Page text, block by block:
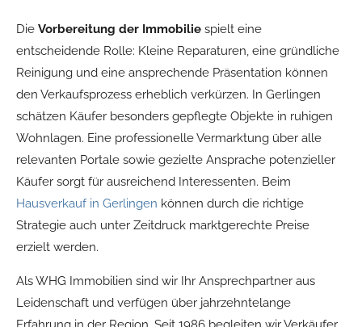
Die Vorbereitung der Immobilie spielt eine
entscheidende Rolle: Kleine Reparaturen, eine gründliche
Reinigung und eine ansprechende Präsentation können
den Verkaufsprozess erheblich verkürzen. In Gerlingen
schätzen Käufer besonders gepflegte Objekte in ruhigen
Wohnlagen. Eine professionelle Vermarktung über alle
relevanten Portale sowie gezielte Ansprache potenzieller
Käufer sorgt für ausreichend Interessenten. Beim
Hausverkauf in Gerlingen können durch die richtige
Strategie auch unter Zeitdruck marktgerechte Preise
erzielt werden.
Als WHG Immobilien sind wir Ihr Ansprechpartner aus
Leidenschaft und verfügen über jahrzehntelange